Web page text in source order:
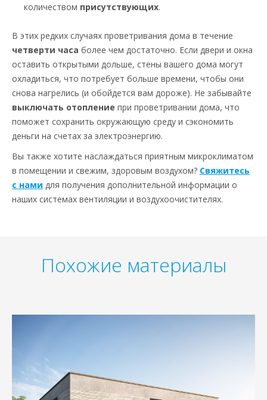
количеством присутствующих.
В этих редких случаях проветривания дома в течение
четверти часа более чем достаточно. Если двери и окна
оставить открытыми дольше, стены вашего дома могут
охладиться, что потребует больше времени, чтобы они
снова нагрелись (и обойдется вам дороже). Не забывайте
выключать отопление при проветривании дома, что
поможет сохранить окружающую среду и сэкономить
деньги на счетах за электроэнергию.
Вы также хотите наслаждаться приятным микроклиматом
в помещении и свежим, здоровым воздухом? Свяжитесь
с нами для получения дополнительной информации о
наших системах вентиляции и воздухоочистителях.
Похожие материалы